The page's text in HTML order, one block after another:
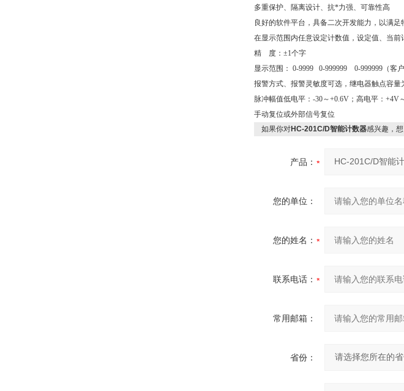
多重保护、隔离设计、抗*力强、可靠性高
良好的软件平台，具备二次开发能力，以满足
在显示范围内任意设定计数值，设定值、当前
精 度：±1个字
显示范围： 0-9999 0-999999 0-999999（客户
报警方式、报警灵敏度可选，继电器触点容量
脉冲幅值低电平：-30～+0.6V；高电平：+4V
手动复位或外部信号复位
如果你对HC-201C/D智能计数器感兴趣，
产品：
您的单位：
您的姓名：
联系电话：
常用邮箱：
省份：